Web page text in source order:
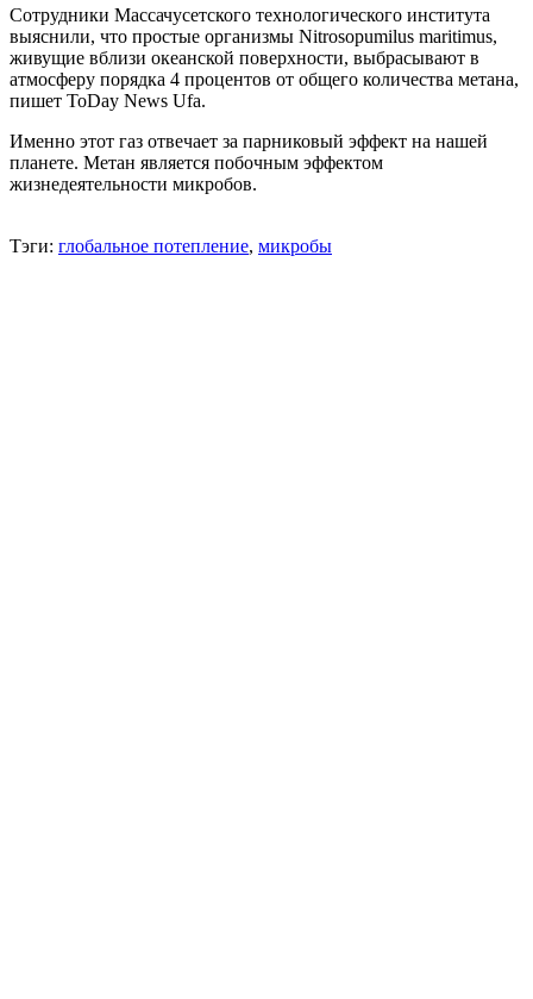
Сотрудники Массачусетского технологического института
выяснили, что простые организмы Nitrosopumilus maritimus,
живущие вблизи океанской поверхности, выбрасывают в
атмосферу порядка 4 процентов от общего количества метана,
пишет ToDay News Ufa.
Именно этот газ отвечает за парниковый эффект на нашей
планете. Метан является побочным эффектом
жизнедеятельности микробов.
Тэги: глобальное потепление, микробы